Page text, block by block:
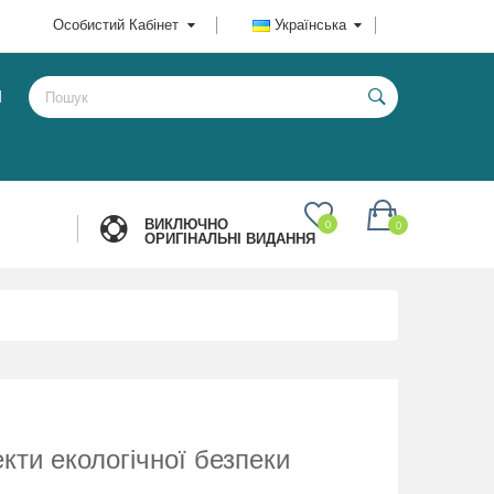
Українська
Особистий Кабінет
ВИКЛЮЧНО
ОРИГІНАЛЬНІ ВИДАННЯ
0
0
екологічної безпеки